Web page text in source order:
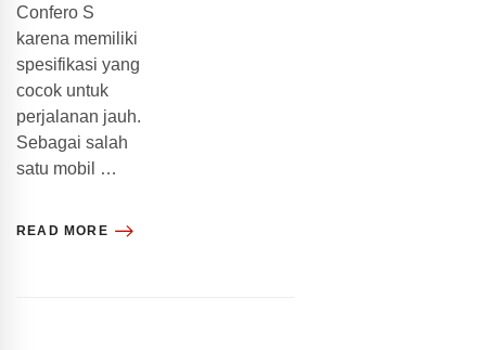
Confero S
karena memiliki
spesifikasi yang
cocok untuk
perjalanan jauh.
Sebagai salah
satu mobil …
READ MORE